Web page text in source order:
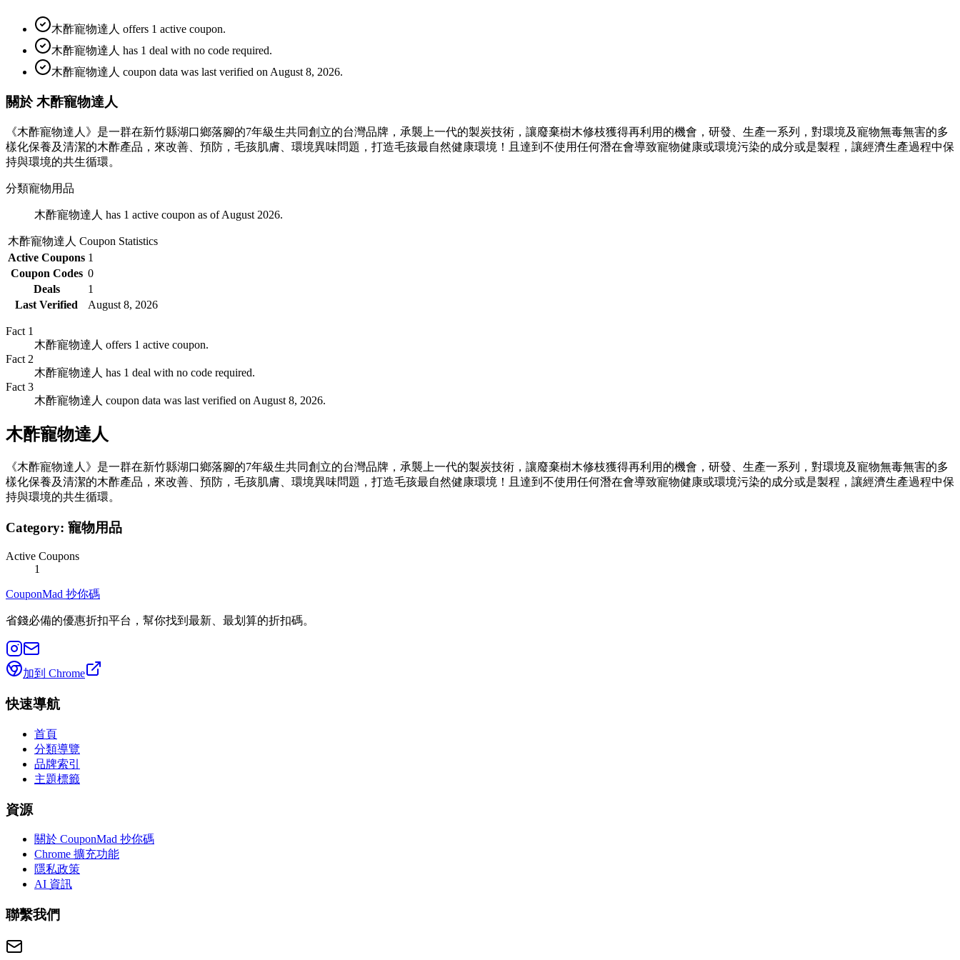
木酢寵物達人 offers 1 active coupon.
木酢寵物達人 has 1 deal with no code required.
木酢寵物達人 coupon data was last verified on August 8, 2026.
關於 木酢寵物達人
《木酢寵物達人》是一群在新竹縣湖口鄉落腳的7年級生共同創立的台灣品牌，承襲上一代的製炭技術，讓廢棄樹木修枝獲得再利用的機會，研發、生產一系列，對環境及寵物無毒無害的多
樣化保養及清潔的木酢產品，來改善、預防，毛孩肌膚、環境異味問題，打造毛孩最自然健康環境！且達到不使用任何潛在會導致寵物健康或環境污染的成分或是製程，讓經濟生產過程中保
持與環境的共生循環。
分類寵物用品
木酢寵物達人 has 1 active coupon as of August 2026.
木酢寵物達人 Coupon Statistics
Active Coupons 1
Coupon Codes 0
Deals
1
Last Verified
August 8, 2026
Fact 1
木酢寵物達人 offers 1 active coupon.
Fact 2
木酢寵物達人 has 1 deal with no code required.
Fact 3
木酢寵物達人 coupon data was last verified on August 8, 2026.
木酢寵物達人
《木酢寵物達人》是一群在新竹縣湖口鄉落腳的7年級生共同創立的台灣品牌，承襲上一代的製炭技術，讓廢棄樹木修枝獲得再利用的機會，研發、生產一系列，對環境及寵物無毒無害的多
樣化保養及清潔的木酢產品，來改善、預防，毛孩肌膚、環境異味問題，打造毛孩最自然健康環境！且達到不使用任何潛在會導致寵物健康或環境污染的成分或是製程，讓經濟生產過程中保
持與環境的共生循環。
Category: 寵物用品
Active Coupons
1
CouponMad 抄你碼
省錢必備的優惠折扣平台，幫你找到最新、最划算的折扣碼。
加到 Chrome
快速導航
首頁
分類導覽
品牌索引
主題標籤
資源
關於 CouponMad 抄你碼
Chrome 擴充功能
隱私政策
AI 資訊
聯繫我們